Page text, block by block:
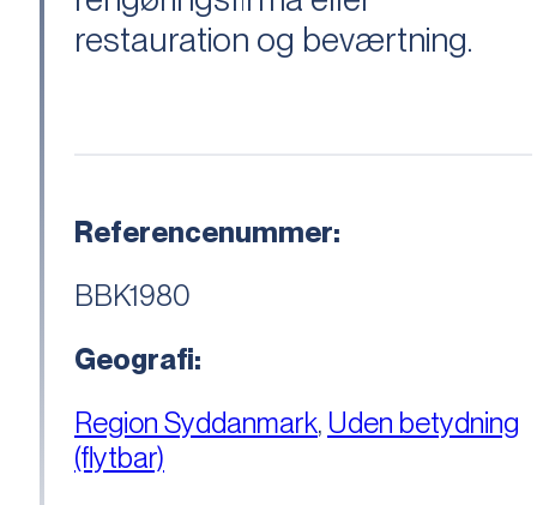
restauration og beværtning.
Referencenummer:
BBK1980
Geografi:
Region Syddanmark, Uden betydning
(flytbar)